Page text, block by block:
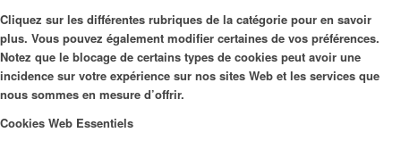
Cliquez sur les différentes rubriques de la catégorie pour en savoir
plus. Vous pouvez également modifier certaines de vos préférences.
Notez que le blocage de certains types de cookies peut avoir une
incidence sur votre expérience sur nos sites Web et les services que
nous sommes en mesure d’offrir.
Cookies Web Essentiels